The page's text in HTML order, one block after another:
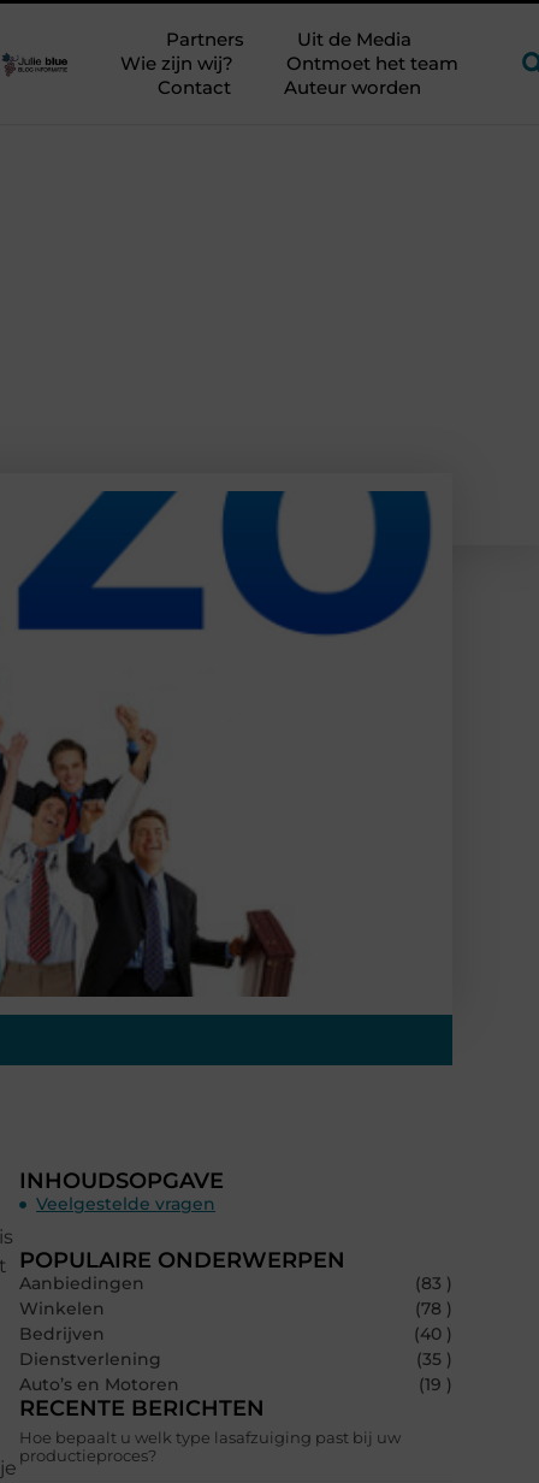
Partners
Uit de Media
Wie zijn wij?
Ontmoet het team
Contact
Auteur worden
INHOUDSOPGAVE
Veelgestelde vragen
POPULAIRE ONDERWERPEN
Aanbiedingen
(83 )
Winkelen
(78 )
Bedrijven
(40 )
Dienstverlening
(35 )
Auto’s en Motoren
(19 )
RECENTE BERICHTEN
Hoe bepaalt u welk type lasafzuiging past bij uw
productieproces?